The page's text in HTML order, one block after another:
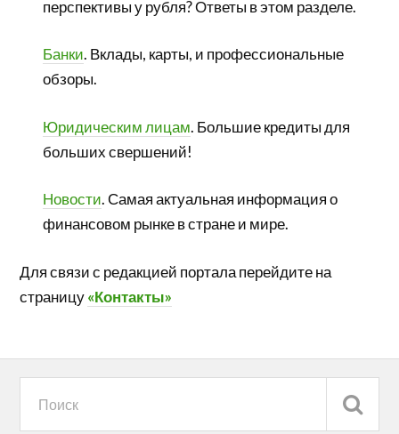
перспективы у рубля? Ответы в этом разделе.
Банки. Вклады, карты, и профессиональные
обзоры.
Юридическим лицам. Большие кредиты для
больших свершений!
Новости. Самая актуальная информация о
финансовом рынке в стране и мире.
Для связи с редакцией портала перейдите на
страницу«Контакты»